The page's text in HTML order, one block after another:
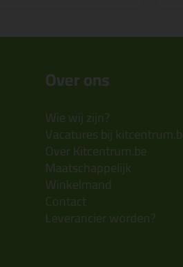
Over ons
Wie wij zijn?
Vacatures bij
Over Kitcentrum.be
Maatschappelijk
Winkelmand
Contact
Leverancier worden?